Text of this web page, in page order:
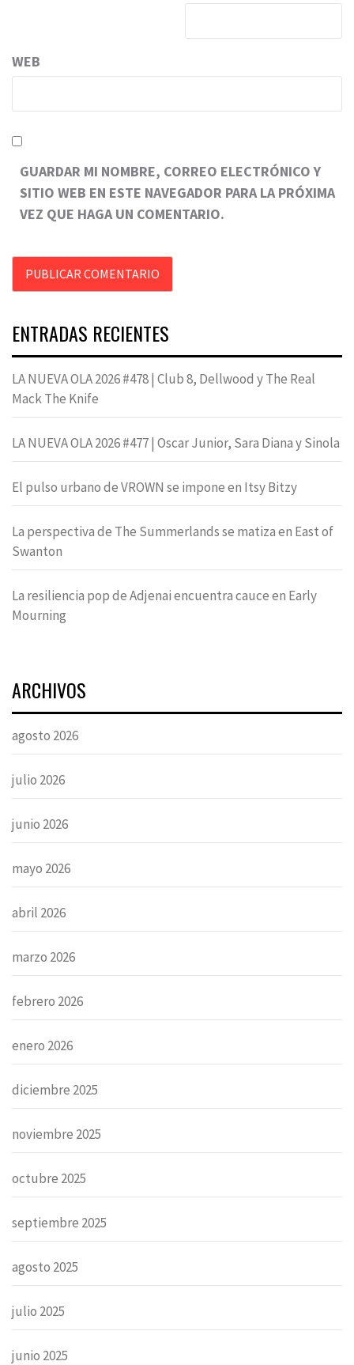
WEB
GUARDAR MI NOMBRE, CORREO ELECTRÓNICO Y
SITIO WEB EN ESTE NAVEGADOR PARA LA PRÓXIMA
VEZ QUE HAGA UN COMENTARIO.
ENTRADAS RECIENTES
LA NUEVA OLA 2026 #478 | Club 8, Dellwood y The Real
Mack The Knife
LA NUEVA OLA 2026 #477 | Oscar Junior, Sara Diana y Sinola
El pulso urbano de VROWN se impone en Itsy Bitzy
La perspectiva de The Summerlands se matiza en East of
Swanton
La resiliencia pop de Adjenai encuentra cauce en Early
Mourning
ARCHIVOS
agosto 2026
julio 2026
junio 2026
mayo 2026
abril 2026
marzo 2026
febrero 2026
enero 2026
diciembre 2025
noviembre 2025
octubre 2025
septiembre 2025
agosto 2025
julio 2025
junio 2025